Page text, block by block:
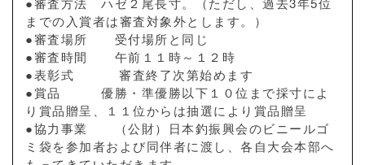
までの入賞者は審査対象外とします。）
●審査場所 受付場所と同じ
●審査時間 午前１１時～１２時
●表彰式 審査終了次第始めます
●賞品 優勝・準優勝以下１０位まで採寸によ
り賞品贈呈、１１位からは抽選により賞品贈呈
●協力事業 （公財）日本釣振興会のビニールゴ
ミ袋を参加者および同伴者に渡し、各自大会本部へ